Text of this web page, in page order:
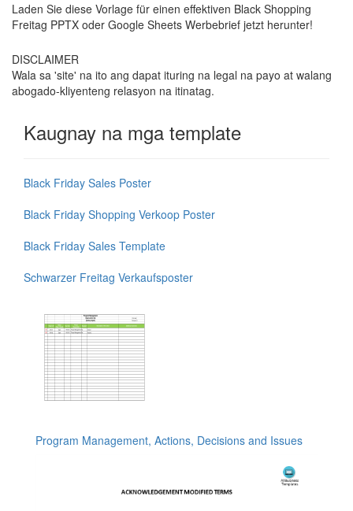
Laden Sie diese Vorlage für einen effektiven Black Shopping
Freitag PPTX oder Google Sheets Werbebrief jetzt herunter!
DISCLAIMER
Wala sa 'site' na ito ang dapat ituring na legal na payo at walang
abogado-kliyenteng relasyon na itinatag.
Kaugnay na mga template
Black Friday Sales Poster
Black Friday Shopping Verkoop Poster
Black Friday Sales Template
Schwarzer Freitag Verkaufsposter
Program Management, Actions, Decisions and Issues